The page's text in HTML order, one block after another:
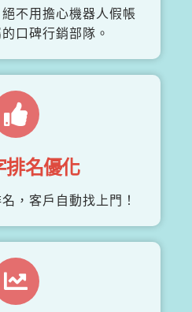
不用擔心機器人假帳
口碑行銷部隊。
排名優化
，客戶自動找上門！